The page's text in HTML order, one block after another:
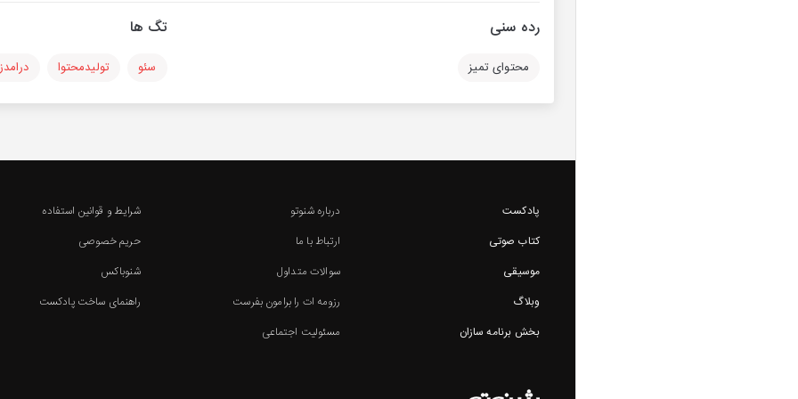
رده سنی
محتوای تمیز
تگ ها
سئو تولیدمحتوا
پادکست
کتاب صوتی
موسیقی
وبلاگ
بخش برنامه سازان
درباره شنوتو
ارتباط با ما
سوالات متداول
رزومه ات را برامون بفرست
مسئولیت اجتماعی
شرایط و قوانین استفاده
حریم خصوصی
شنوباکس
راهنمای ساخت پادکست